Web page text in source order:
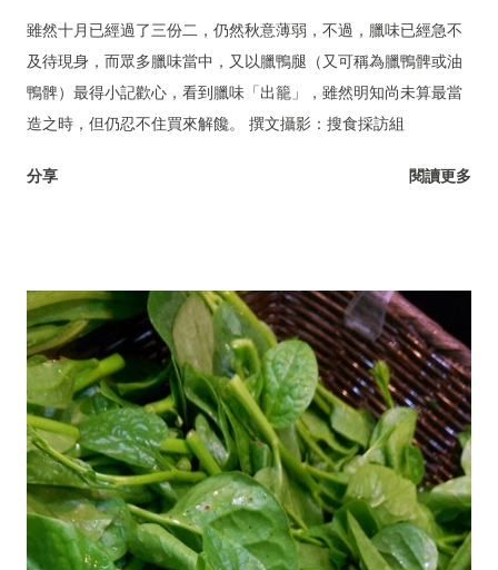
雖然十月已經過了三份二，仍然秋意薄弱，不過，臘味已經急不
及待現身，而眾多臘味當中，又以臘鴨腿（又可稱為臘鴨髀或油
鴨髀）最得小記歡心，看到臘味「出籠」，雖然明知尚未算最當
造之時，但仍忍不住買來解饞。 撰文攝影：搜食採訪組
分享 閱讀更多